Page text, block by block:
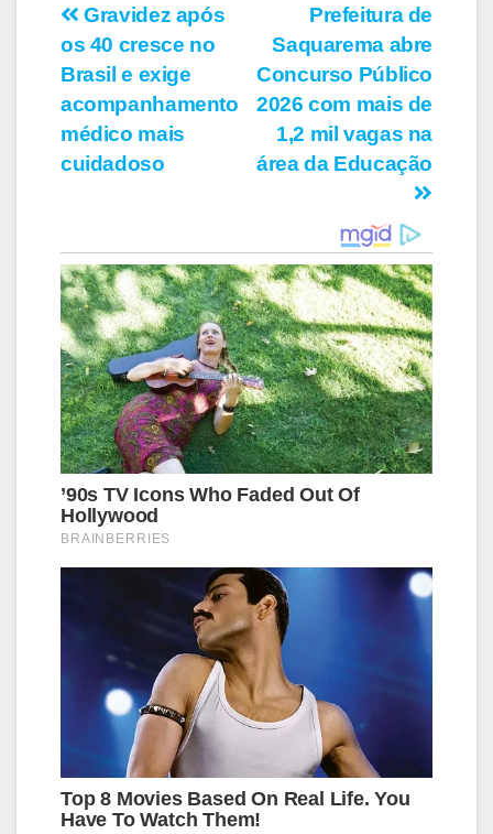
Navegação
de
Post
Prefeitura de
Saquarema abre
Concurso Público
2026 com mais de
1,2 mil vagas na
área da Educação
Gravidez após
os 40 cresce no
Brasil e exige
acompanhamento
médico mais
cuidadoso